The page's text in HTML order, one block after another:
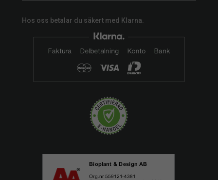
Hos oss betalar du säkert med Klarna.